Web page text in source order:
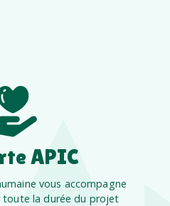
APIC
vous accompagne
toute la durée du projet